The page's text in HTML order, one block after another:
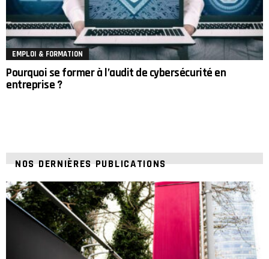
EMPLOI & FORMATION
Pourquoi se former à l’audit de cybersécurité en
entreprise ?
NOS DERNIÈRES PUBLICATIONS